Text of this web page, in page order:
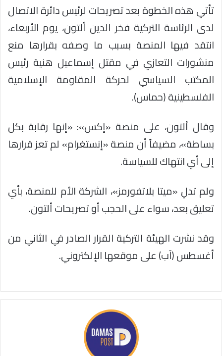
تأتي هذه الخطوة بعد تصريحات لرئيس دائرة الاتصال
لدى الرئاسة التركية فخر الدين ألتون، يوم الأربعاء،
انتقد فيها المنصة بسبب ما وصفه بقرارها منع
منشورات التعازي في مقتل إسماعيل هنية رئيس
المكتب السياسي لحركة المقاومة الإسلامية
الفلسطينية (حماس).
وقال ألتون، على منصة «إكس»: «إنها رقابة بكل
بساطة»، مضيفاً أن منصة «إنستغرام» لم تعز قرارها
إلى أي انتهاك للسياسة.
ولم تدلِ «ميتا بلاتفورمز»، الشركة الأم للمنصة، بأي
تعليق بعد، سواء على الحجب أو تصريحات ألتون.
وقد نشرت الهيئة التركية القرار الصادر في الثاني من
أغسطس (آب) على موقعها الإلكتروني.